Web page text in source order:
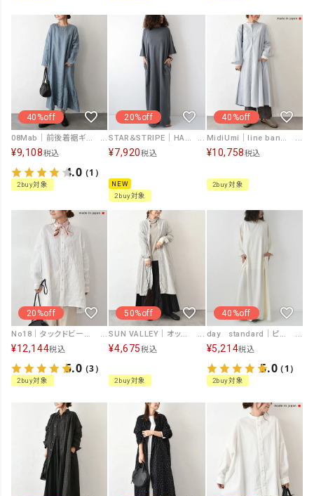
40%off
08Mab｜前後着裾ギャザー切替ワンピース [[CF-226HF1351]][C]
¥9,108税込
4.0（1）
2buy対象
20%off
STAR＆STRIPE｜HALF SLEEVE ONEPIECE [[SSMD-207]][D]
¥7,920税込
NEW
2buy対象
40%off
MidiUmi｜line band cpllar shirt OP [[3-75999761]][C]
¥10,758税込
2buy対象
20%off
No18｜タックドビーシャツチュニック [[CE1TN260107]][C]
¥12,144税込
5.0（3）
2buy対象
50%off
SUN VALLEY｜オックスストライプシャツワンピース [[SK8144259]][C]
¥4,675税込
2buy対象
40%off
day standard｜ピグメント加工 カットワンピース [[d-c-006]][D]
¥5,214税込
5.0（1）
2buy対象